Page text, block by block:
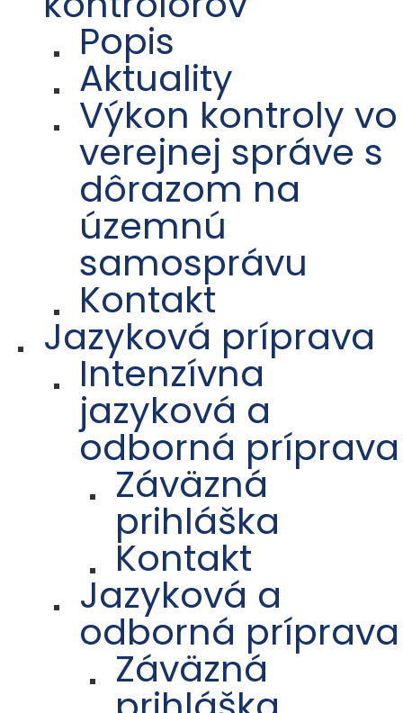
Popis
Aktuality
Výkon kontroly vo
verejnej správe s
dôrazom na
územnú
samosprávu
Kontakt
Jazyková príprava
Intenzívna
jazyková a
odborná príprava
Záväzná
prihláška
Kontakt
Jazyková a
odborná príprava
Záväzná